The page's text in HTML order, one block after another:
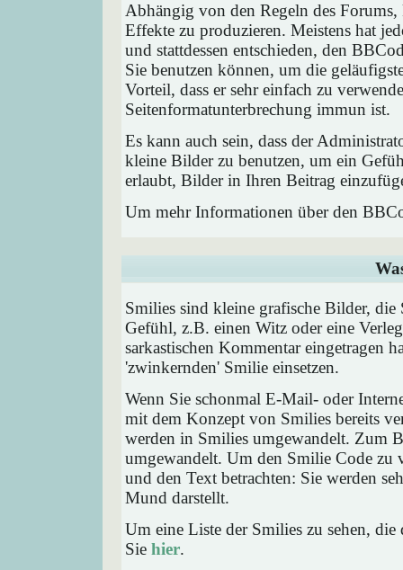
Abhängig von den Regeln des
Effekte zu produzieren. Meistens hat
und stattdessen entschieden, den
Sie benutzen können, um die
Vorteil, dass er sehr einfach zu
Seitenformatunterbrechung immun ist.
Es kann auch sein, dass der
kleine Bilder zu benutzen, um ein
erlaubt, Bilder in Ihren Beitrag
Um mehr Informationen über den
Smilies sind kleine grafische Bilder,
Gefühl, z.B. einen Witz oder eine
sarkastischen Kommentar eingetragen
'zwinkernden' Smilie einsetzen.
Wenn Sie schonmal E-Mail- oder
mit dem Konzept von Smilies bereits
werden in Smilies umgewandelt. Zum
umgewandelt. Um den Smilie Code zu
und den Text betrachten: Sie werden
Mund darstellt.
Um eine Liste der Smilies zu sehen,
Sie hier.